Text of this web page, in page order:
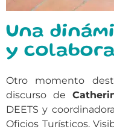
Una
y
Otro momento
discurso de
DEETS y
Oficios Turísticos.